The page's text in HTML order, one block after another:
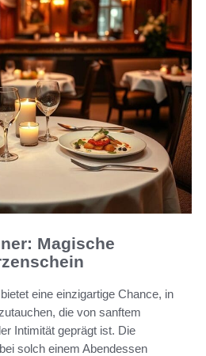
Magische
bietet eine einzigartige Chance, in
die von sanftem
Intimität geprägt ist. Die
solch einem Abendessen